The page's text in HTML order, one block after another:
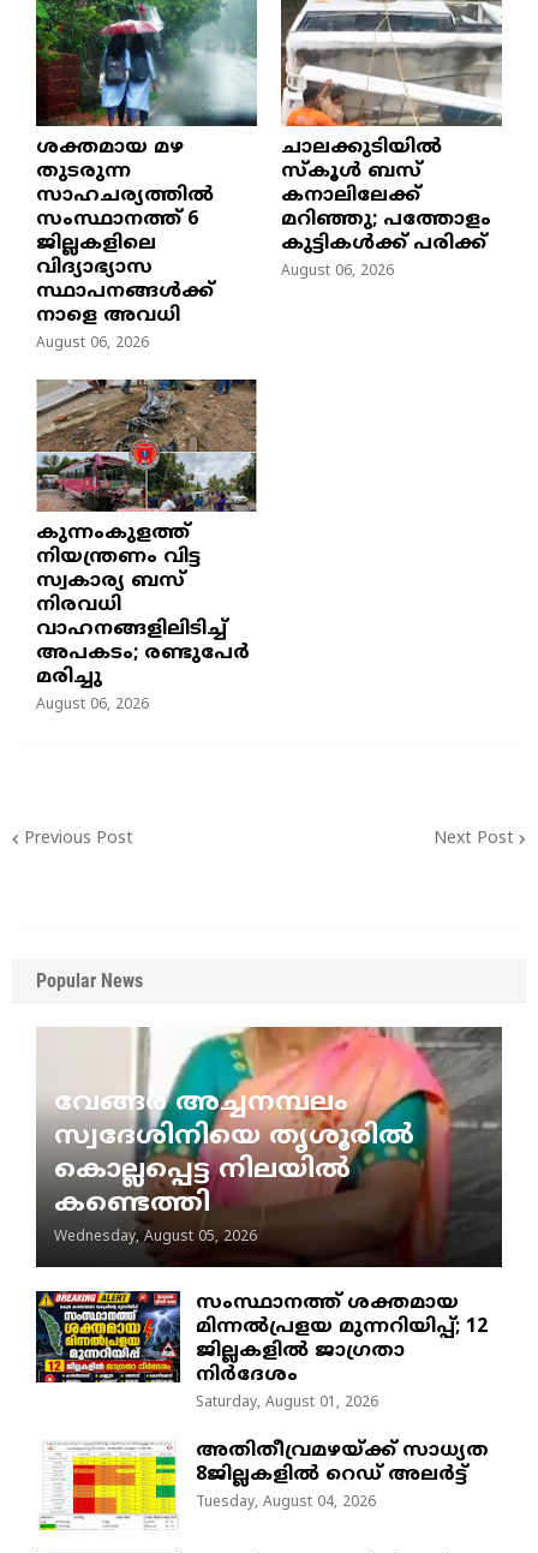
ശക്തമായ മഴ
തുടരുന്ന
സാഹചര്യത്തിൽ
സംസ്ഥാനത്ത് 6
ജില്ലകളിലെ
വിദ്യാഭ്യാസ
സ്ഥാപനങ്ങൾക്ക്
നാളെ അവധി
August 06, 2026
ചാലക്കുടിയിൽ
സ്കൂൾ ബസ്
കനാലിലേക്ക്
മറിഞ്ഞു; പത്തോളം
കുട്ടികൾക്ക് പരിക്ക്
August 06, 2026
കുന്നംകുളത്ത്
നിയന്ത്രണം വിട്ട
സ്വകാര്യ ബസ്
നിരവധി
വാഹനങ്ങളിലിടിച്ച്
അപകടം; രണ്ടുപേർ
മരിച്ചു
August 06, 2026
Previous Post Next Post
Popular News
വേങ്ങര അച്ചനമ്പലം
സ്വദേശിനിയെ തൃശൂരിൽ
കൊല്ലപ്പെട്ട നിലയിൽ
കണ്ടെത്തി
Wednesday, August 05, 2026
സംസ്ഥാനത്ത് ശക്തമായ
മിന്നൽപ്രളയ മുന്നറിയിപ്പ്; 12
ജില്ലകളിൽ ജാഗ്രതാ
നിർദേശം
Saturday, August 01, 2026
അതിതീവ്രമഴയ്ക്ക് സാധ്യത
8ജില്ലകളിൽ റെഡ് അലർട്ട്
Tuesday, August 04, 2026